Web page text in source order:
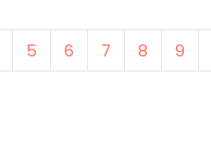
5 6 7 8 9